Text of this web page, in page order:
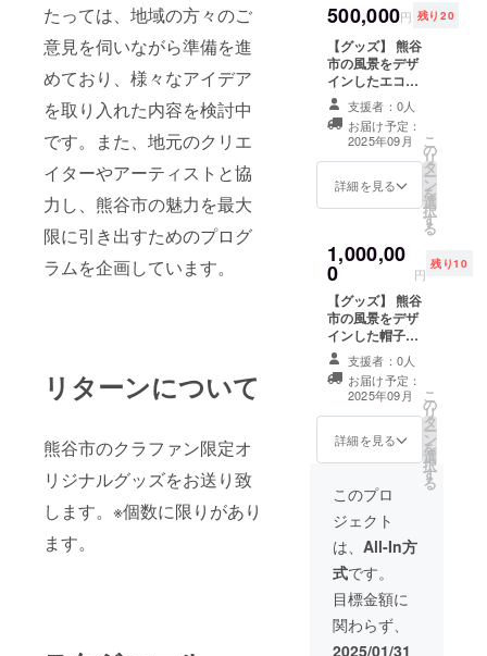
たっては、地域の方々のご
意見を伺いながら準備を進
めており、様々なアイデア
を取り入れた内容を検討中
です。また、地元のクリエ
イターやアーティストと協
力し、熊谷市の魅力を最大
限に引き出すためのプログ
ラムを企画しています。
リターンについて
熊谷市のクラファン限定オ
リジナルグッズをお送り致
します。※個数に限りがあり
ます。
500,000円 残り20
【グッズ】 熊谷
市の風景をデザ
インしたエコ
バッグを提供し
ます。特別デザ
インです。 ・数
量：1点 ・サイ
ズ：約15×20cm
支援者：0人
お届け予定：
2025年09月
詳細を見る
こ
の
リ
タ
ー
ン
を
選
択
す
る
1,000,00
0 円
残り10
【グッズ】 熊谷
市の風景をデザ
インした帽子を
提供します。 特
別デザインで
す。 ・数量：1
点 ・サイズ：フ
リーサイズ
支援者：0人
お届け予定：
2025年09月
詳細を見る
こ
の
リ
タ
ー
ン
を
選
択
す
る
このプロ
ジェクト
は、 All-In方
式です。
目標金額に
関わらず、
2025/01/31